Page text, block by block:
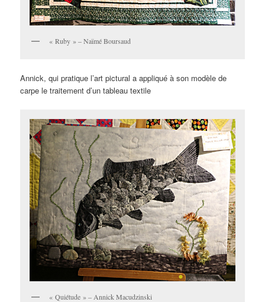
« Ruby » – Naïmé Boursaud
Annick, qui pratique l’art pictural a appliqué à son modèle de
carpe le traitement d’un tableau textile
« Quiétude » – Annick Macudzinski